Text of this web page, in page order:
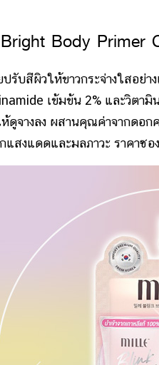
Body Primer
วให้ขาวกระจ่างใสอย่างเป็
เข้มข้น 2% และวิตา
ดูจางลง ผสานคุณค่าจากดอก
แสงแดดและมลภาวะ ราคาซอ